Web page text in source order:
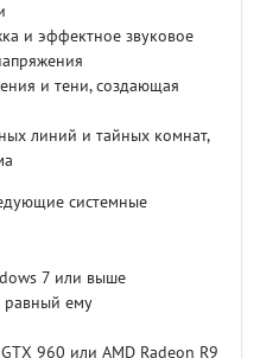
и эффектное звуковое
и тени, создающая
линий и тайных комнат,
системные
7 или выше
равный ему
960 или AMD Radeon R9